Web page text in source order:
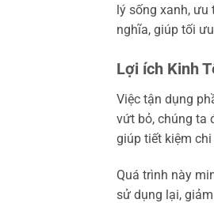
lý sống xanh,
nghĩa, giúp tối
Lợi ích Kinh
Việc tận dụng
vứt bỏ, chúng ta
giúp tiết kiệm
Quá trình này
sử dụng lại,